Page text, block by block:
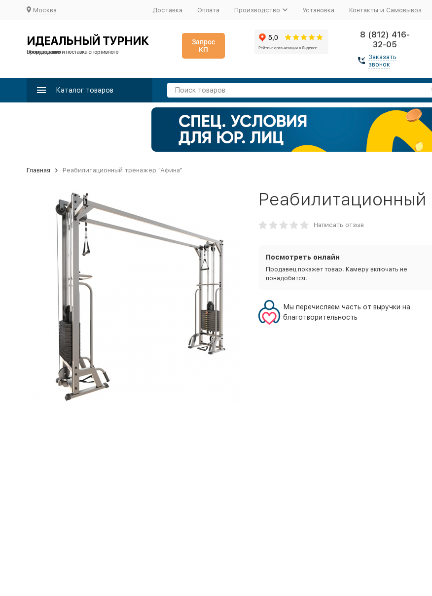
Москва Доставка Оплата Производство Установка Контакты и Самовывоз
ИДЕАЛЬНЫЙ ТУРНИК
Производство и поставка спортивного оборудования
Запрос
КП
8 (812) 416-
32-05
Заказать
звонок
Каталог товаров
Главная Реабилитационный тренажер "Афина"
Написать отзыв
Посмотреть онлайн
Продавец покажет товар. Камеру включать не
понадобится.
Мы перечисляем часть от выручки на
благотворительность